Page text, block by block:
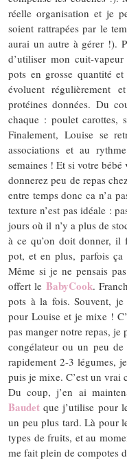
réelle organisation et je
soient rattrapées par le
aurai un autre à gérer !).
d’utiliser mon cuit-
pots en grosse quantité
évoluent
protéines données. Du
chaque : poulet carottes,
Finalement, Louise se
associations et au
semaines ! Et si votre bébé
donnerez peu de repas
entre temps donc ca n’a
texture n’est pas idéale :
jours où il n’y a plus de
à ce qu’on doit donner,
pot, et en plus, parfois
Même si je ne pensais
offert le BabyCook.
pots à la fois. Souvent,
pour Louise et je mixe !
pas manger notre repas, je
congélateur ou un peu
rapidement 2-3 légumes,
puis je mixe. C’est un vrai
Du coup, j’en ai
Baudet que j’utilise pour
un peu plus tard. Là pour
types de fruits, et au
me fait plein de compotes